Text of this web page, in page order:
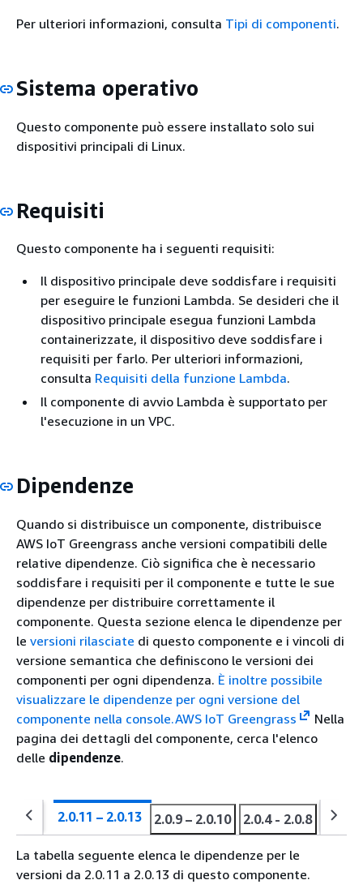
Per ulteriori informazioni, consulta Tipi di componenti.
Sistema operativo
Questo componente può essere installato solo sui
dispositivi principali di Linux.
Requisiti
Questo componente ha i seguenti requisiti:
Il dispositivo principale deve soddisfare i requisiti
per eseguire le funzioni Lambda. Se desideri che il
dispositivo principale esegua funzioni Lambda
containerizzate, il dispositivo deve soddisfare i
requisiti per farlo. Per ulteriori informazioni,
consulta Requisiti della funzione Lambda.
Il componente di avvio Lambda è supportato per
l'esecuzione in un VPC.
Dipendenze
Quando si distribuisce un componente, distribuisce
AWS IoT Greengrass anche versioni compatibili delle
relative dipendenze. Ciò significa che è necessario
soddisfare i requisiti per il componente e tutte le sue
dipendenze per distribuire correttamente il
componente. Questa sezione elenca le dipendenze per
le versioni rilasciate di questo componente e i vincoli di
versione semantica che definiscono le versioni dei
componenti per ogni dipendenza. È inoltre possibile
visualizzare le dipendenze per ogni versione del
componente nella console.AWS IoT Greengrass
Nella
pagina dei dettagli del componente, cerca l'elenco
delle dipendenze.
2.0.11 – 2.0.13 2.0.9 – 2.0.10 2.0.4 - 2.0.8 2.0.3
La tabella seguente elenca le dipendenze per le
versioni da 2.0.11 a 2.0.13 di questo componente.